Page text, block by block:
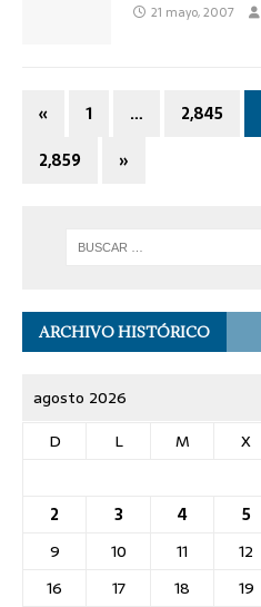
21 mayo, 2007
« 1 … 2,845
2,859
»
ARCHIVO HISTÓRICO
agosto 2026
D
L M X
2
3 4 5
9
10 11 12
16
17 18 19